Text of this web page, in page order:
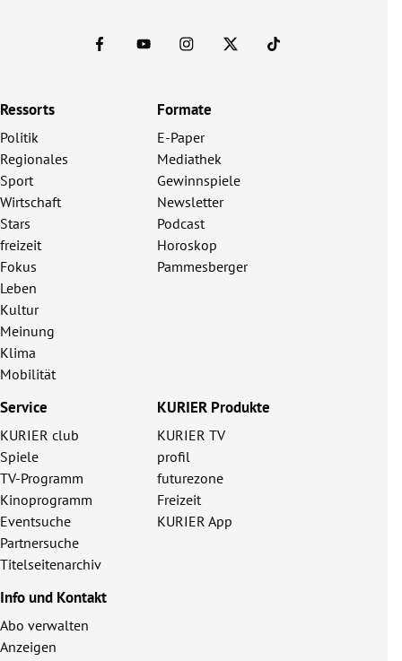
Ressorts
Politik
Regionales
Sport
Wirtschaft
Stars
freizeit
Fokus
Leben
Kultur
Meinung
Klima
Mobilität
Formate
E-Paper
Mediathek
Gewinnspiele
Newsletter
Podcast
Horoskop
Pammesberger
Service
KURIER club
Spiele
TV-Programm
Kinoprogramm
Eventsuche
Partnersuche
Titelseitenarchiv
KURIER Produkte
KURIER TV
profil
futurezone
Freizeit
KURIER App
Info und Kontakt
Abo verwalten
Anzeigen